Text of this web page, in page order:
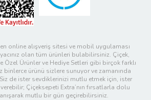
online alışveriş sitesi ve mobil uygulaması
olan tüm ürünleri bulabilirsiniz. Çiçek,
Özel Ürünler ve Hediye Setleri gibi birçok farklı
binlerce ürünü sizlere sunuyor ve zamanında
de ister sevdiklerinizi mutlu etmek için, ister
Çiçeksepeti Extra’nın fırsatlarla dolu
mutlu bir gün geçirebilirsiniz.